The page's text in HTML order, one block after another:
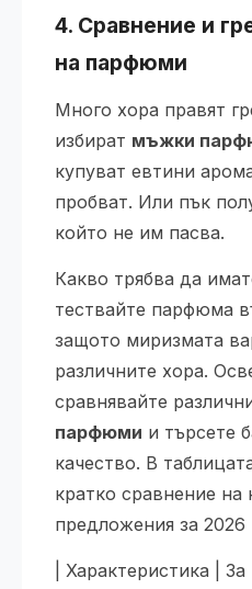
4. Сравнение и
на парфюми
Много хора правят
избират мъжки
купуват евтини
пробват. Или пък
който не им пасва.
Какво трябва да
тествайте парфюма
защото миризмата
различните хора.
сравнявайте
парфюми и търсете
качество. В
кратко сравнение на
предложения за 2026
| Характеристика | За